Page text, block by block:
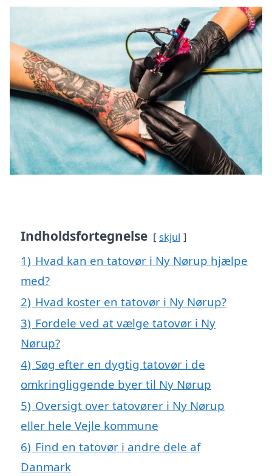
Indholdsfortegnelse skjul
1) Hvad kan en tatovør i Ny Nørup hjælpe
med?
2) Hvad koster en tatovør i Ny Nørup?
3) Fordele ved at vælge tatovør i Ny
Nørup?
4) Søg efter en dygtig tatovør i de
omkringliggende byer til Ny Nørup
5) Oversigt over tatovører i Ny Nørup
eller hele Vejle kommune
6) Find en tatovør i andre dele af
Danmark